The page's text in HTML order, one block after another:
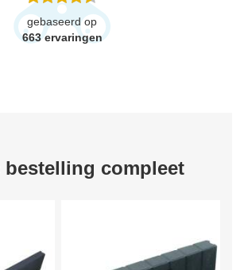
gebaseerd op
663 ervaringen
bestelling compleet